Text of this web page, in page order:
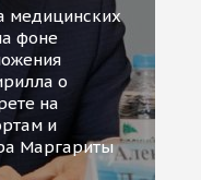
медицинских
фоне
о
на
и
Маргариты